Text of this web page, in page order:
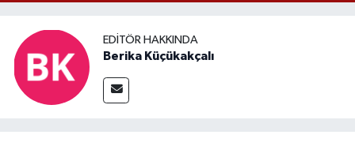
EDITÖR HAKKINDA
Berika Küçükakçalı